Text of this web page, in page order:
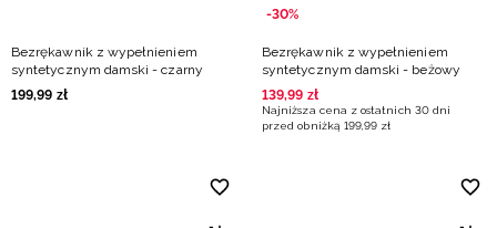
Bezrękawnik z wypełnieniem
syntetycznym damski - czarny
199,99 zł
-30%
Bezrękawnik z wypełnieniem
syntetycznym damski - beżowy
139,99 zł
Najniższa cena z ostatnich 30 dni
przed obniżką 199,99 zł